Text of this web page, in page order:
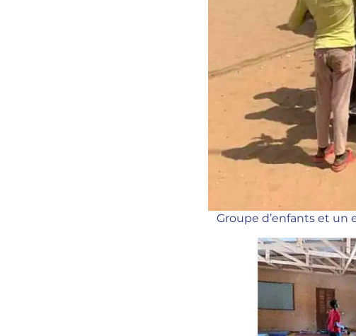
Groupe d’enfants et un